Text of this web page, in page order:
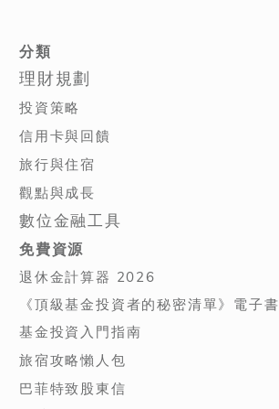
分類
理財規劃
投資策略
信用卡與回饋
旅行與住宿
觀點與成長
數位金融工具
免費資源
退休金計算器 2026
《頂級基金投資者的秘密清單》電子書
基金投資入門指南
旅宿攻略懶人包
巴菲特致股東信